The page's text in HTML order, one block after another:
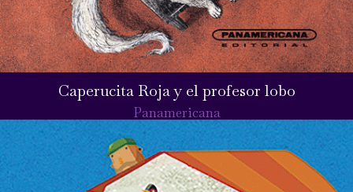
Caperucita Roja y el profesor lobo
Panamericana